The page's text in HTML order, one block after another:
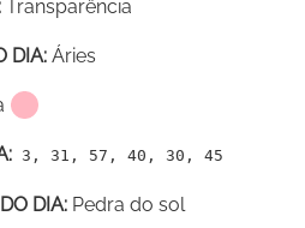
Transparência
DIA: Áries
3, 31, 57, 40, 30, 45
DIA: Pedra do sol